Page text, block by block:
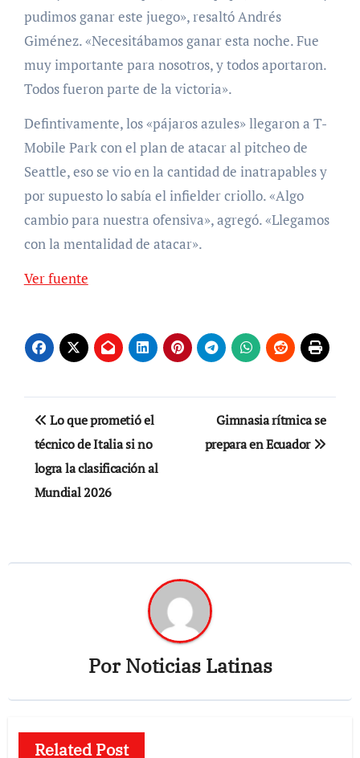
pudimos ganar este juego», resaltó Andrés
Giménez. «Necesitábamos ganar esta noche. Fue
muy importante para nosotros, y todos aportaron.
Todos fueron parte de la victoria».
Defintivamente, los «pájaros azules» llegaron a T-
Mobile Park con el plan de atacar al pitcheo de
Seattle, eso se vio en la cantidad de inatrapables y
por supuesto lo sabía el infielder criollo. «Algo
cambio para nuestra ofensiva», agregó. «Llegamos
con la mentalidad de atacar».
Ver fuente
Navegación
de
entradas
Lo que prometió el
técnico de Italia si no
logra la clasificación al
Mundial 2026
Gimnasia rítmica se
prepara en Ecuador
PorNoticias Latinas
Related Post